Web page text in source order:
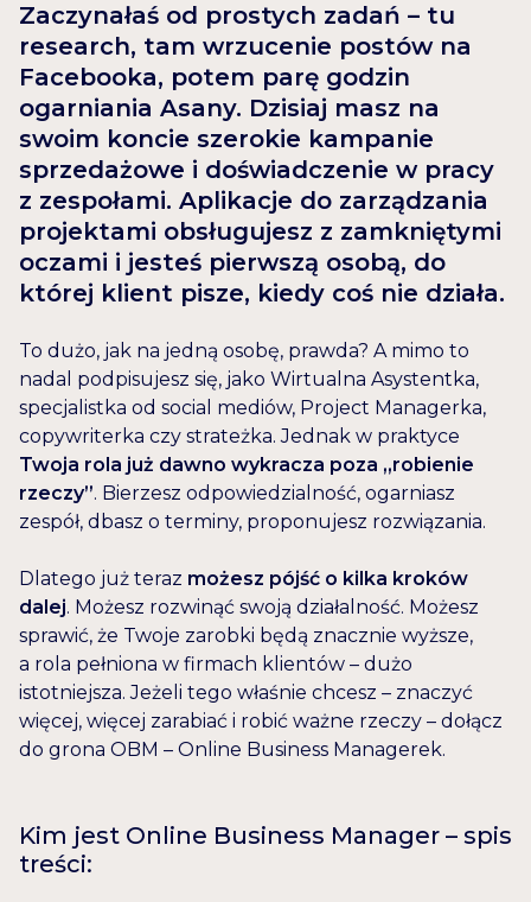
Zaczynałaś od prostych zadań – tu
research, tam wrzucenie postów na
Facebooka, potem parę godzin
ogarniania Asany. Dzisiaj masz na
swoim koncie szerokie kampanie
sprzedażowe i doświadczenie w pracy
z zespołami. Aplikacje do zarządzania
projektami obsługujesz z zamkniętymi
oczami i jesteś pierwszą osobą, do
której klient pisze, kiedy coś nie działa.
To dużo, jak na jedną osobę, prawda? A mimo to
nadal podpisujesz się, jako Wirtualna Asystentka,
specjalistka od social mediów, Project Managerka,
copywriterka czy strateżka. Jednak w praktyce
Twoja rola już dawno wykracza poza „robienie
rzeczy”. Bierzesz odpowiedzialność, ogarniasz
zespół, dbasz o terminy, proponujesz rozwiązania.
Dlatego już teraz możesz pójść o kilka kroków
dalej. Możesz rozwinąć swoją działalność. Możesz
sprawić, że Twoje zarobki będą znacznie wyższe,
a rola pełniona w firmach klientów – dużo
istotniejsza. Jeżeli tego właśnie chcesz – znaczyć
więcej, więcej zarabiać i robić ważne rzeczy – dołącz
do grona OBM – Online Business Managerek.
Kim jest Online Business Manager – spis
treści: